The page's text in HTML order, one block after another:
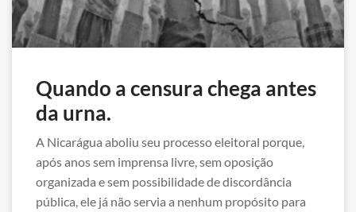
Quando a censura chega antes
da urna.
A Nicarágua aboliu seu processo eleitoral porque,
após anos sem imprensa livre, sem oposição
organizada e sem possibilidade de discordância
pública, ele já não servia a nenhum propósito para